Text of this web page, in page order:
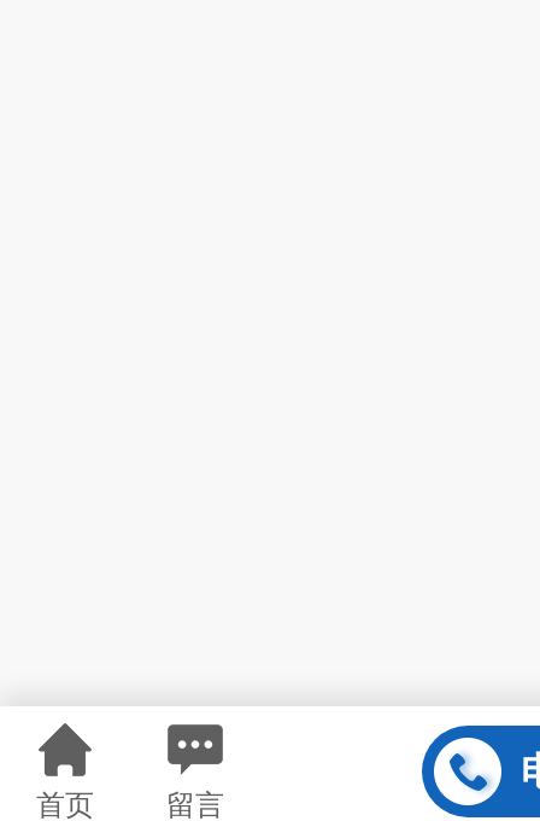
首页 留言